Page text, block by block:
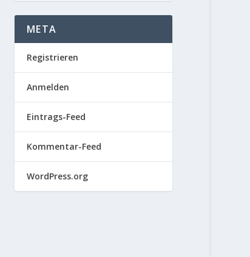
META
Registrieren
Anmelden
Eintrags-Feed
Kommentar-Feed
WordPress.org